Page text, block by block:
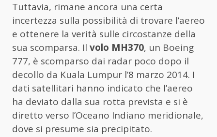
Tuttavia, rimane ancora una certa
incertezza sulla possibilità di trovare l’aereo
e ottenere la verità sulle circostanze della
sua scomparsa. Il volo MH370, un Boeing
777, è scomparso dai radar poco dopo il
decollo da Kuala Lumpur l’8 marzo 2014. I
dati satellitari hanno indicato che l’aereo
ha deviato dalla sua rotta prevista e si è
diretto verso l’Oceano Indiano meridionale,
dove si presume sia precipitato.